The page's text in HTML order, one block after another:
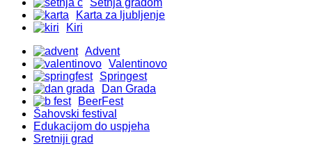
Šetnja gradom
Karta za ljubljenje
Kiri
Advent
Valentinovo
Springest
Dan Grada
BeerFest
Šahovski festival
Edukacijom do uspjeha
Sretniji grad